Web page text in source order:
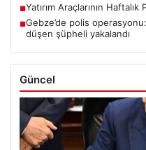
■Yatırım Araçlarının
■Gebze’de polis
düşen şüpheli yakalandı
Güncel